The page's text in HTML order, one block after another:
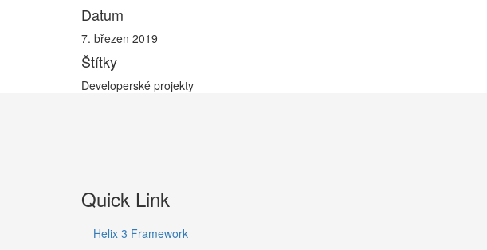
Datum
7. březen 2019
Štítky
Developerské projekty
Quick Link
Helix 3 Framework